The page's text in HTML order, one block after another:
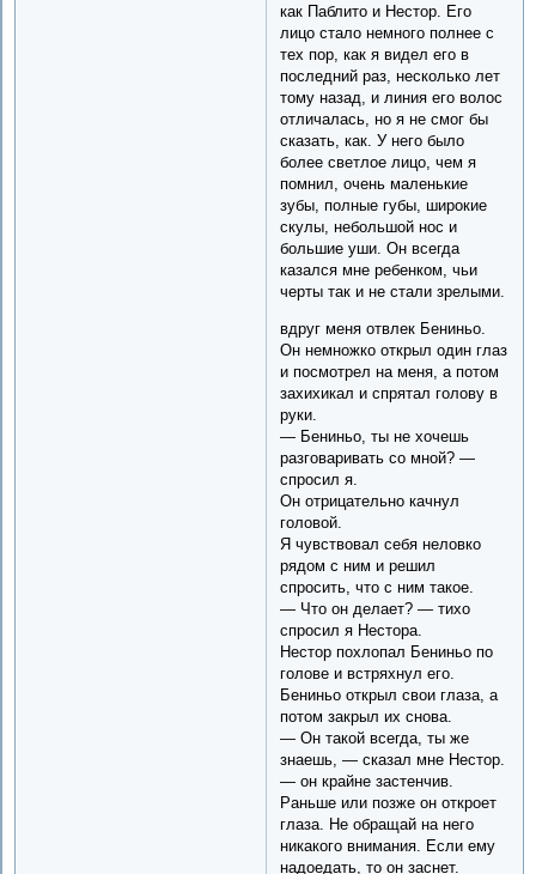
как Паблито и Нестор. Его
лицо стало немного полнее с
тех пор, как я видел его в
последний раз, несколько лет
тому назад, и линия его волос
отличалась, но я не смог бы
сказать, как. У него было
более светлое лицо, чем я
помнил, очень маленькие
зубы, полные губы, широкие
скулы, небольшой нос и
большие уши. Он всегда
казался мне ребенком, чьи
черты так и не стали зрелыми.
вдруг меня отвлек Бениньо.
Он немножко открыл один глаз
и посмотрел на меня, а потом
захихикал и спрятал голову в
руки.
— Бениньо, ты не хочешь
разговаривать со мной? —
спросил я.
Он отрицательно качнул
головой.
Я чувствовал себя неловко
рядом с ним и решил
спросить, что с ним такое.
— Что он делает? — тихо
спросил я Нестора.
Нестор похлопал Бениньо по
голове и встряхнул его.
Бениньо открыл свои глаза, а
потом закрыл их снова.
— Он такой всегда, ты же
знаешь, — сказал мне Нестор.
— он крайне застенчив.
Раньше или позже он откроет
глаза. Не обращай на него
никакого внимания. Если ему
надоедать, то он заснет.